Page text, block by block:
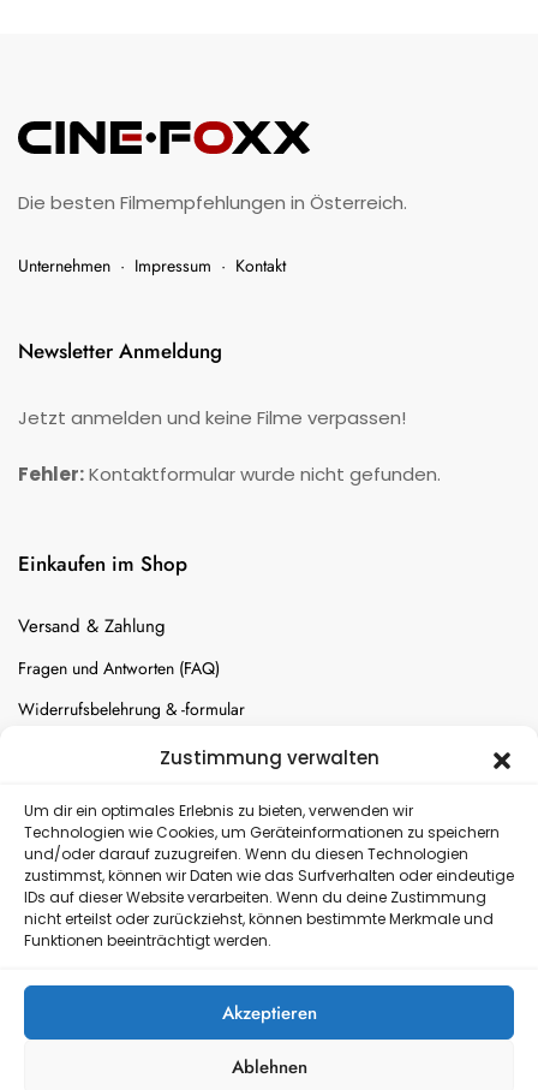
Zustimmung verwalten
Um dir ein optimales Erlebnis zu bieten, verwenden wir
Technologien wie Cookies, um Geräteinformationen zu speichern
und/oder darauf zuzugreifen. Wenn du diesen Technologien
zustimmst, können wir Daten wie das Surfverhalten oder eindeutige
IDs auf dieser Website verarbeiten. Wenn du deine Zustimmung
nicht erteilst oder zurückziehst, können bestimmte Merkmale und
Funktionen beeinträchtigt werden.
Akzeptieren
Ablehnen
Die besten Filmempfehlungen in Österreich.
Unternehmen · Impressum · Kontakt
Newsletter Anmeldung
Jetzt anmelden und keine Filme verpassen!
Fehler:Kontaktformular wurde nicht gefunden.
Einkaufen im Shop
Versand & Zahlung
Fragen und Antworten (FAQ)
Widerrufsbelehrung & -formular
Batterien-Entsorgung
Versand
Kostenloser Rückversand